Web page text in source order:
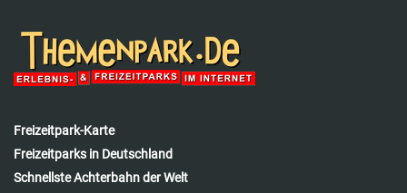
Freizeitpark-Karte
Freizeitparks in Deutschland
Schnellste Achterbahn der Welt